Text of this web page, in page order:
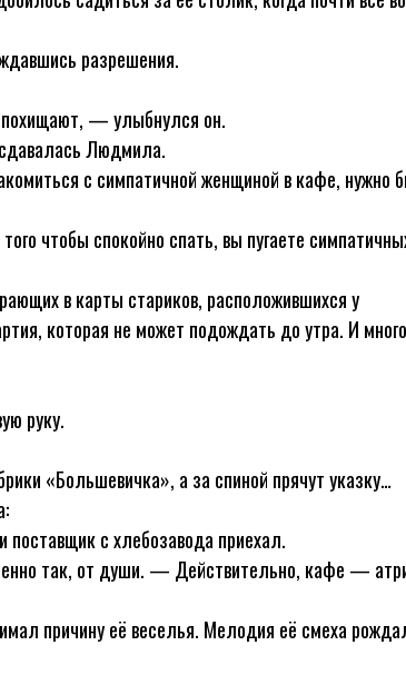
разрешения.
— улыбнулся он.
Людмила.
с симпатичной женщиной в кафе, нужно
чтобы спокойно спать, вы пугаете
в карты стариков, расположившихся у
которая не может подождать до утра. И
руку.
«Большевичка», а за спиной прячут указку…
с хлебозавода приехал.
так, от души. — Действительно, кафе —
причину её веселья. Мелодия её смеха